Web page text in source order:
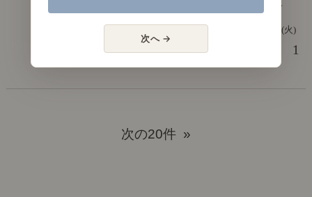
果的な対策や、除去方法をご紹介
2024年9月24日(火)
リセノ品質管理部 1
次へ →